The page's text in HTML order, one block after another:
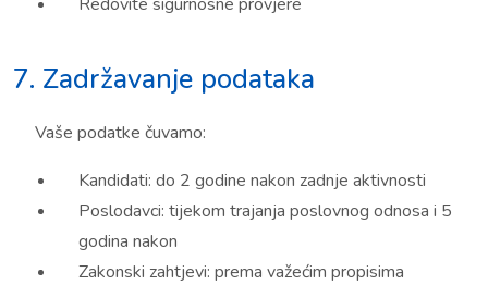
7. Zadržavanje podataka
Vaše podatke čuvamo:
Kandidati: do 2 godine nakon zadnje aktivnosti
Poslodavci: tijekom trajanja poslovnog odnosa i 5
godina nakon
Zakonski zahtjevi: prema važećim propisima